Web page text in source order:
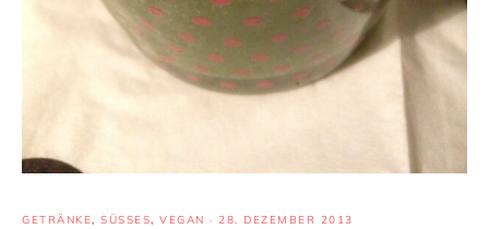
GETRÄNKE, SÜSSES , VEGAN · 28. DEZEMBER 2013